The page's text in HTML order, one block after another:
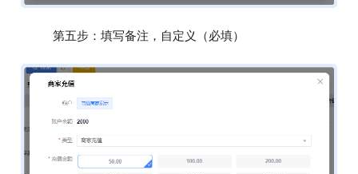
第五步：填写备注，自定义（必填）